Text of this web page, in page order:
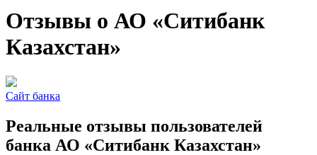
Отзывы о АО «Ситибанк
Казахстан»
Сайт банка
Реальные отзывы пользователей
банка АО «Ситибанк Казахстан»